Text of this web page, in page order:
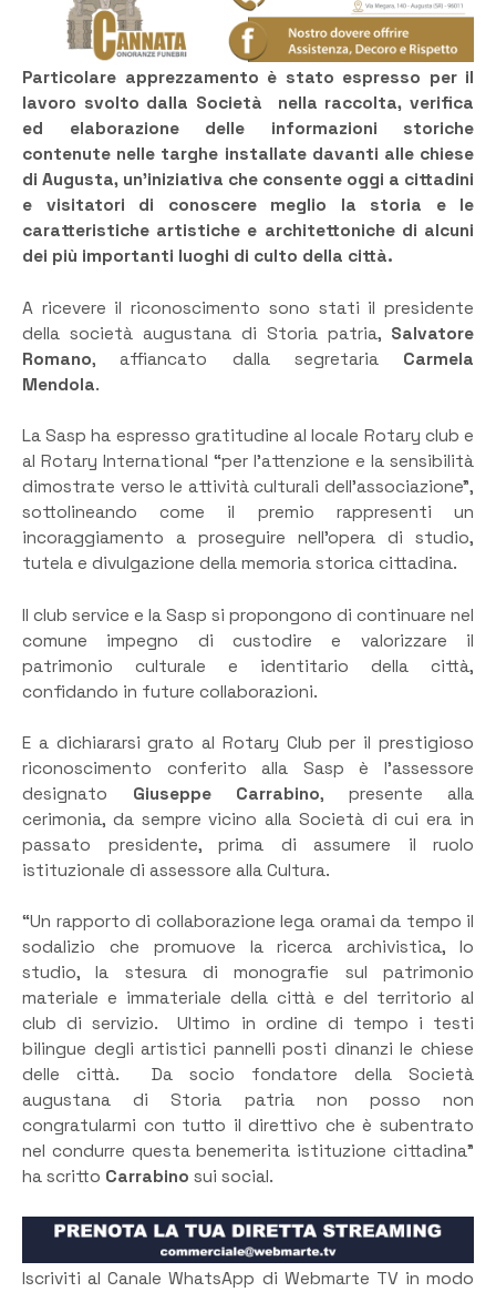
Particolare apprezzamento è stato espresso per il
lavoro svolto dalla Società nella raccolta, verifica
ed elaborazione delle informazioni storiche
contenute nelle targhe installate davanti alle chiese
di Augusta, un’iniziativa che consente oggi a cittadini
e visitatori di conoscere meglio la storia e le
caratteristiche artistiche e architettoniche di alcuni
dei più importanti luoghi di culto della città.
A ricevere il riconoscimento sono stati il presidente
della società augustana di Storia patria, Salvatore
Romano, affiancato dalla segretaria Carmela
Mendola.
La Sasp ha espresso gratitudine al locale Rotary club e
al Rotary International “per l’attenzione e la sensibilità
dimostrate verso le attività culturali dell’associazione”,
sottolineando come il premio rappresenti un
incoraggiamento a proseguire nell’opera di studio,
tutela e divulgazione della memoria storica cittadina.
Il club service e la Sasp si propongono di continuare nel
comune impegno di custodire e valorizzare il
patrimonio culturale e identitario della città,
confidando in future collaborazioni.
E a dichiararsi grato al Rotary Club per il prestigioso
riconoscimento conferito alla Sasp è l’assessore
designato Giuseppe Carrabino, presente alla
cerimonia, da sempre vicino alla Società di cui era in
passato presidente, prima di assumere il ruolo
istituzionale di assessore alla Cultura.
“Un rapporto di collaborazione lega oramai da tempo il
sodalizio che promuove la ricerca archivistica, lo
studio, la stesura di monografie sul patrimonio
materiale e immateriale della città e del territorio al
club di servizio. Ultimo in ordine di tempo i testi
bilingue degli artistici pannelli posti dinanzi le chiese
delle città. Da socio fondatore della Società
augustana di Storia patria non posso non
congratularmi con tutto il direttivo che è subentrato
nel condurre questa benemerita istituzione cittadina”
ha scritto Carrabino sui social.
Iscriviti al Canale WhatsApp di Webmarte TV in modo